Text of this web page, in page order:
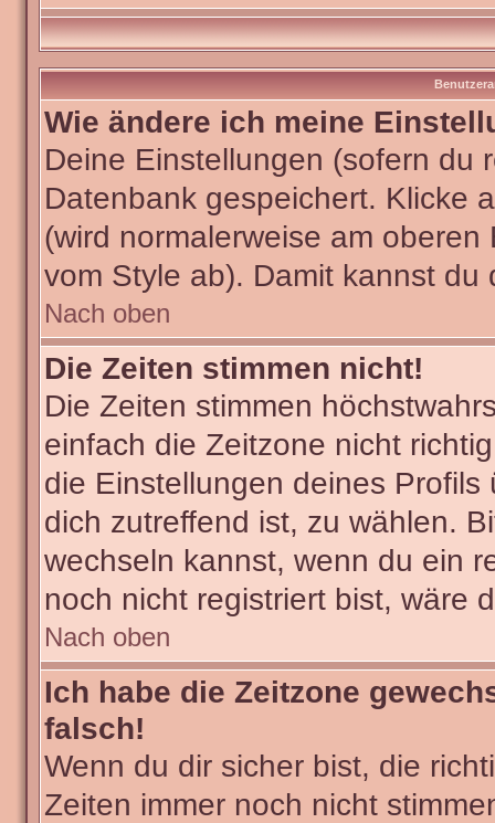
Wie ändere ich meine
Deine Einstellungen (sofern du
Datenbank gespeichert. Klicke
(wird normalerweise am
vom Style ab). Damit kannst
Nach oben
Die Zeiten stimmen nicht!
Die Zeiten stimmen
einfach die Zeitzone nicht
die Einstellungen deines
dich zutreffend ist, zu wählen.
wechseln kannst, wenn du ein
noch nicht registriert bist, wäre
Nach oben
Ich habe die Zeitzone
falsch!
Wenn du dir sicher bist, die
Zeiten immer noch nicht